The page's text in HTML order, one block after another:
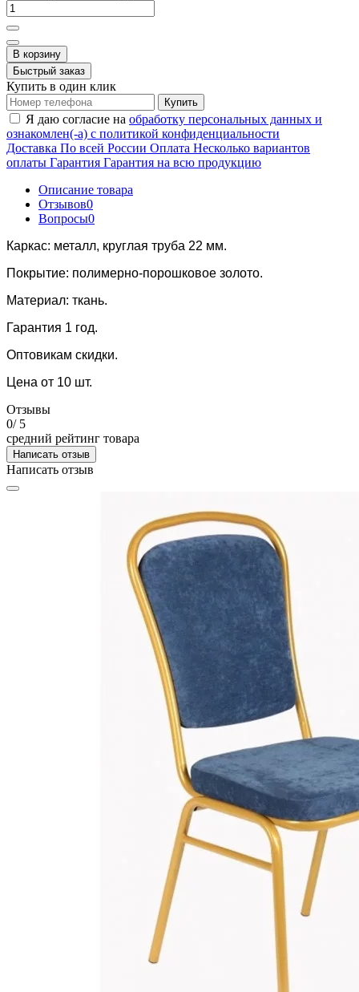
В корзину
Быстрый заказ
Купить в один клик
Купить
Я даю согласие на обработку персональных данных и
ознакомлен(-а) с политикой конфиденциальности
Доставка По всей России Оплата Несколько вариантов
оплаты Гарантия Гарантия на всю продукцию
Описание товара
Отзывов0
Вопросы0
Каркас: металл, круглая труба 22 мм.
Покрытие: полимерно-порошковое золото.
Материал: ткань.
Гарантия 1 год.
Оптовикам скидки.
Цена от 10 шт.
Отзывы
0/ 5
средний рейтинг товара
Написать отзыв
Написать отзыв